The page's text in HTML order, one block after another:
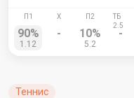
90%
1.12
- 10%
5.2
-
Теннис